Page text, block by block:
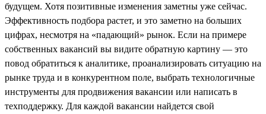
будущем. Хотя позитивные изменения заметны уже сейчас.
Эффективность подбора растет, и это заметно на больших
цифрах, несмотря на «падающий» рынок. Если на примере
собственных вакансий вы видите обратную картину — это
повод обратиться к аналитике, проанализировать ситуацию на
рынке труда и в конкурентном поле, выбрать технологичные
инструменты для продвижения вакансии или написать в
техподдержку. Для каждой вакансии найдется свой